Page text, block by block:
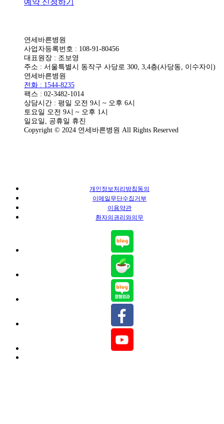
예약 신청하기
연세바른병원
사업자등록번호 : 108-91-80456
대표원장 : 조보영
주소 : 서울특별시 동작구 사당로 300, 3,4층(사당동, 이수자이)
연세바른병원
전화 : 1544-8235
팩스 : 02-3482-1014
상담시간 : 평일 오전 9시 ~ 오후 6시
토요일 오전 9시 ~ 오후 1시
일요일, 공휴일 휴진
Copyright © 2024 연세바른병원 All Rights Reserved
개인정보처리방침동의
이메일무단수집거부
이용약관
환자의권리와의무